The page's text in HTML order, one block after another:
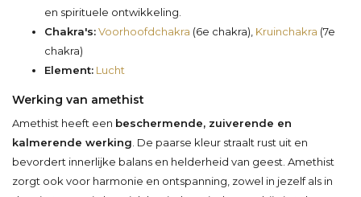
en spirituele ontwikkeling.
Chakra's:Voorhoofdchakra (6e chakra), Kruinchakra (7e
chakra)
Element: Lucht
Werking van amethist
Amethist heeft een beschermende, zuiverende en
kalmerende werking . De paarse kleur straalt rust uit en
bevordert innerlijke balans en helderheid van geest. Amethist
zorgt ook voor harmonie en ontspanning, zowel in jezelf als in